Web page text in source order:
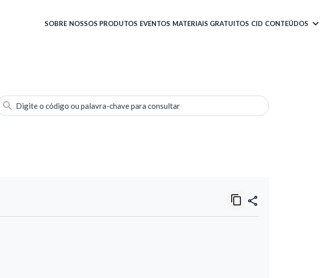
SOBRE NOSSOS PRODUTOS EVENTOS MATERIAIS GRATUITOS CID CONTEÚDOS
Digite o código ou palavra-chave para consultar